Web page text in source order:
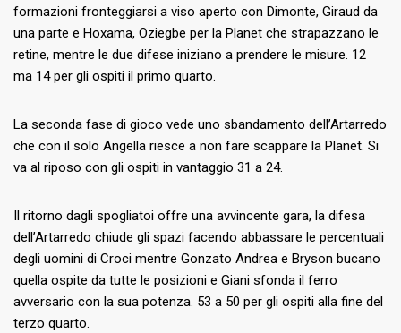
formazioni fronteggiarsi a viso aperto con Dimonte, Giraud da
una parte e Hoxama, Oziegbe per la Planet che strapazzano le
retine, mentre le due difese iniziano a prendere le misure. 12
ma 14 per gli ospiti il primo quarto.
La seconda fase di gioco vede uno sbandamento dell’Artarredo
che con il solo Angella riesce a non fare scappare la Planet. Si
va al riposo con gli ospiti in vantaggio 31 a 24.
Il ritorno dagli spogliatoi offre una avvincente gara, la difesa
dell’Artarredo chiude gli spazi facendo abbassare le percentuali
degli uomini di Croci mentre Gonzato Andrea e Bryson bucano
quella ospite da tutte le posizioni e Giani sfonda il ferro
avversario con la sua potenza. 53 a 50 per gli ospiti alla fine del
terzo quarto.